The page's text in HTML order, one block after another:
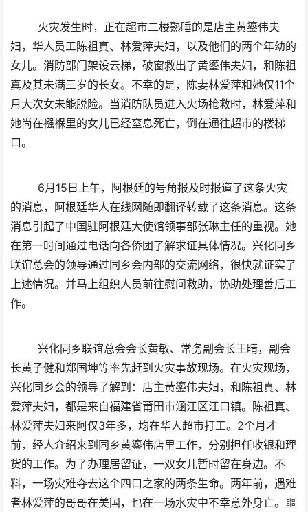
火灾发生时，正在超市二楼熟睡的是店主黄鎏伟夫
妇，华人员工陈祖真、林爱萍夫妇，以及他们的两个年幼的
女儿。消防部门架设云梯，破窗救出了黄鎏伟夫妇，和陈祖
真及其未满三岁的长女。不幸的是，陈妻林爱萍和她仅11个
月大次女未能脱险。当消防队员进入火场抢救时，林爱萍和
她尚在襁褓里的女儿已经窒息死亡，倒在通往超市的楼梯
口。
6月15日上午，阿根廷的号角报及时报道了这条火灾
的消息，阿根廷华人在线网随即翻译转载了这条消息。这条
消息引起了中国驻阿根廷大使馆领事部张琳主任的重视。她
在第一时间通过电话向各侨团了解求证具体情况。兴化同乡
联谊总会的领导通过同乡会内部的交流网络，很快就证实了
上述情况。并马上组织人员前往慰问救助，协助处理善后工
作。
兴化同乡联谊总会会长黄敏、常务副会长王晴，副会
长黄子健和郑国坤等率先赶到火灾事故现场。在火灾现场，
兴化同乡会的领导了解到：店主黄鎏伟夫妇，和陈祖真、林
爱萍夫妇，都是来自福建省莆田市涵江区江口镇。陈祖真、
林爱萍夫妇来阿仅3年多，均在华人超市打工。2个月才
前，经人介绍来到同乡黄鎏伟店里工作，分别担任收银和理
货的工作。为了办理居留证，一双女儿暂时留在身边。不
料，一场灾难夺去这个四口之家的两条生命。两年前，遇难
者林爱萍的哥哥在美国，也在一场水灾中不幸意外身亡。噩